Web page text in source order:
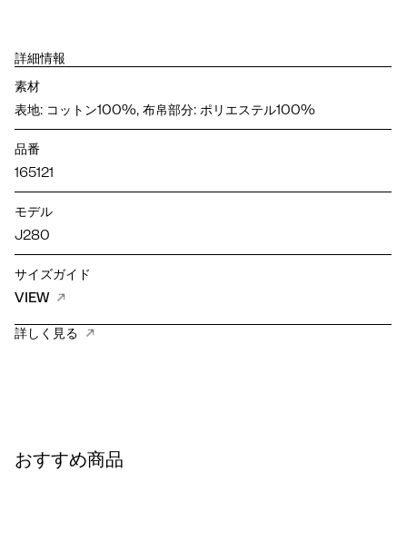
詳細情報
素材
表地: コットン100%, 布帛部分: ポリエステル100%
品番
165121
モデル
J280
サイズガイド
VIEW
詳しく見る
おすすめ商品